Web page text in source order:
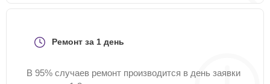
Ремонт за 1 день
В 95% случаев ремонт производится в день заявки